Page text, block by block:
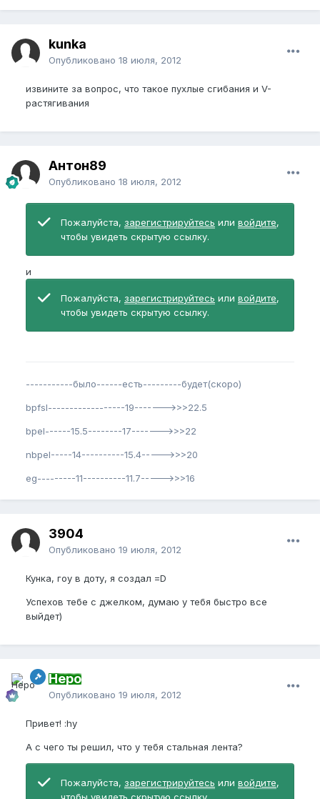
kunka
Опубликовано 18 июля, 2012
извините за вопрос, что такое пухлые сгибания и V-
растягивания
Антон89
Опубликовано 18 июля, 2012
Пожалуйста, зарегистрируйтесь или войдите,
чтобы увидеть скрытую ссылку.
и
Пожалуйста, зарегистрируйтесь или войдите,
чтобы увидеть скрытую ссылку.
-----------было------есть---------будет(скоро)
bpfsl------------------19------->>>22.5
bpel------15.5--------17------->>>22
nbpel-----14----------15.4----->>>20
eg---------11----------11.7----->>>16
3904
Опубликовано 19 июля, 2012
Кунка, гоу в доту, я создал =D
Успехов тебе с джелком, думаю у тебя быстро все
выйдет)
Неро
Опубликовано 19 июля, 2012
Привет! :hy
А с чего ты решил, что у тебя стальная лента?
Пожалуйста, зарегистрируйтесь или войдите,